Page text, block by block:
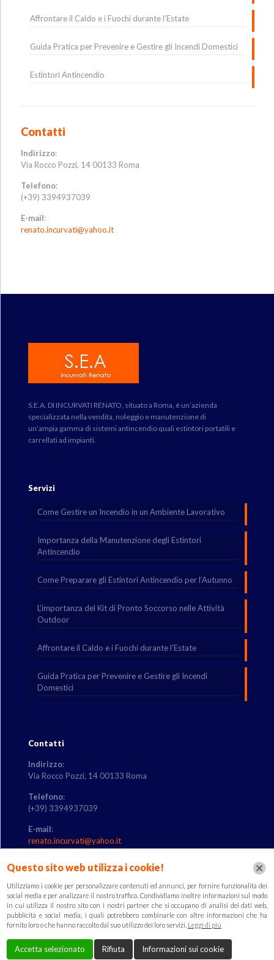
Affrontare il Caldo e i Fuochi durante l’Estate
Guida Pratica per Prevenire e Gestire gli Incendi Domestici
Estintori Antincendio
Contatti
Indirizzo:
Via Rocco Pozzi, 14 00133 Roma
Telefono:
(+39) 3394937039
E-mail:
renato.incurvati@yahoo.it
S.E.A. DI INCURVATI RENATO, situato a Roma, è un’azienda
specializzata nella vendita, noleggio e manutenzione di
un’ampia gamma di sistemi antincendio quali estintori portatili e
carrellati ad impianti.
Servizi
Come Gestire un Incendio in un Ambiente Lavorativo
Importanza della Manutenzione degli Estintori
Antincendio
Come Preparare gli Estintori Antincendio per l’Autunno
L’importanza del Kit di Pronto Soccorso nelle Attività
Outdoor
Affrontare il Caldo e i Fuochi durante l’Estate
Guida Pratica per Prevenire e Gestire gli Incendi
Domestici
Contatti
Indirizzo:
Via Rocco Pozzi, 14 00133 Roma
Telefono:
(+39) 3394937039
E-mail:
renato.incurvati@yahoo.it
Link utili
Informativa
Cookie & Policy
Questo sito web utilizza i cookie!
Utilizziamo i cookie per personalizzare contenuti ed annunci, per fornire funzionalità dei
social media e per analizzare il nostro traffico. Condividiamo inoltre informazioni sul modo
in cui utilizza il nostro sito con i nostri partner che si occupano di analisi dei dati web,
pubblicità e social media, i quali potrebbero combinarle con altre informazioni che ha
fornito loro o che hanno raccolto dal suo utilizzo dei loro servizi. Leggi di più
Accetta selezionato Rifiuta Informazioni sui cookie